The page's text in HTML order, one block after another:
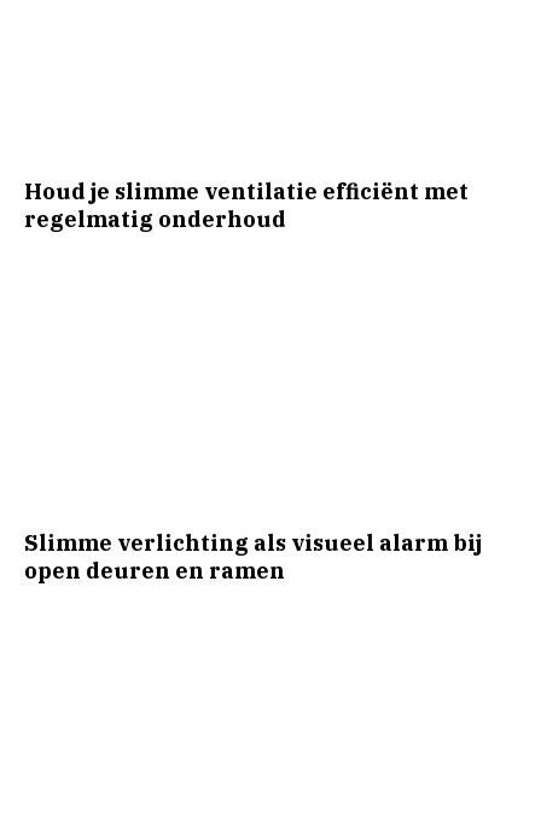
Houd je slimme ventilatie efficiënt met
regelmatig onderhoud
Slimme verlichting als visueel alarm bij
open deuren en ramen